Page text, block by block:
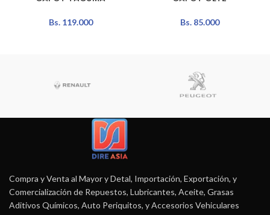
Bs.119.000 Bs.85.000
Compra y Venta al Mayor y Detal, Importación, Exportación, y
Comercialización de Repuestos, Lubricantes, Aceite, Grasas
Aditivos Químicos, Auto Periquitos, y Accesorios Vehiculares